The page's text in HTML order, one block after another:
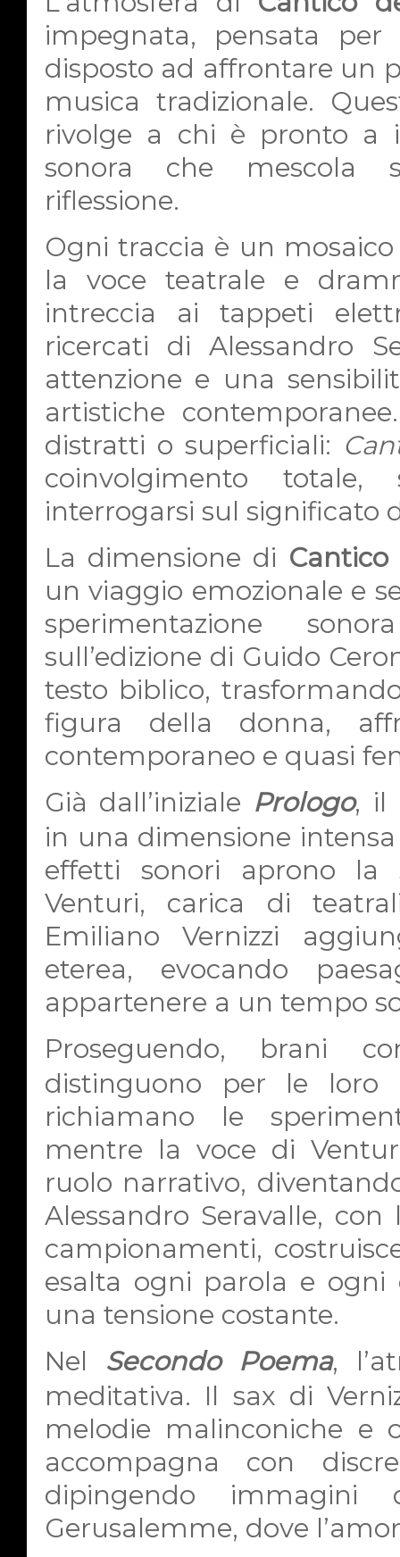
impegnata, pensata
disposto ad affrontare un
musica tradizionale.
rivolge a chi è pronto a
sonora che mescola
riflessione.
Ogni traccia è un
la voce teatrale e
intreccia ai tappeti
ricercati di Alessandro
attenzione e una
artistiche
distratti o superficiali:
coinvolgimento totale,
interrogarsi sul significato
La dimensione di
un viaggio emozionale e
sperimentazione
sull’edizione di Guido
testo biblico,
figura della donna,
contemporaneo e quasi
Già dall’iniziale Prologo, il
in una dimensione
effetti sonori aprono la
Venturi, carica di
Emiliano Vernizzi
eterea, evocando
appartenere a un tempo
Proseguendo, brani
distinguono per le loro
richiamano le
mentre la voce di
ruolo narrativo,
Alessandro Seravalle,
campionamenti,
esalta ogni parola e ogni
una tensione costante.
Nel Secondo Poema,
meditativa. Il sax di
melodie malinconiche e
accompagna con
dipingendo
Gerusalemme, dove